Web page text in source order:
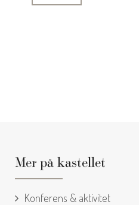
Mer på kastellet
Konferens & aktivitet